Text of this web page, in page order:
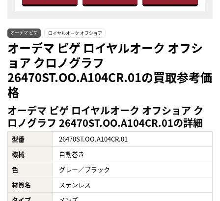
オーデマ ピゲ ロイヤルオーク オフショア
オーデマ ピゲ ロイヤルオーク オフシ
ョア クロノグラフ
26470ST.OO.A104CR.01の買取参考価
格
オーデマ ピゲ ロイヤルオーク オフショア ク
ロノグラフ 26470ST.OO.A104CR.01の詳細
型番
26470ST.OO.A104CR.01
機械
自動巻き
色
グレー／ブラック
材質名
ステンレス